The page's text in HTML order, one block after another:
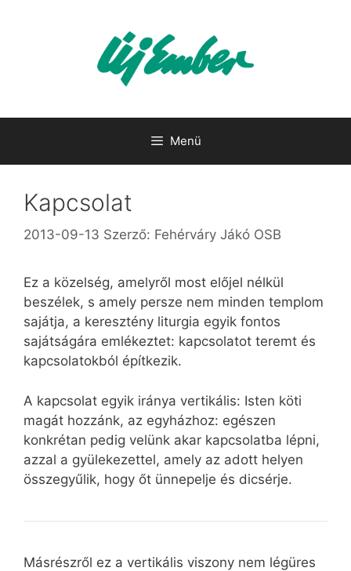
Menü
Kapcsolat
2013-09-13 Szerző: Fehérváry Jákó OSB
Ez a közelség, amelyről most előjel nélkül
beszélek, s amely persze nem minden templom
sajátja, a keresztény liturgia egyik fontos
sajátságára emlékeztet: kapcsolatot teremt és
kapcsolatokból építkezik.
A kapcsolat egyik iránya vertikális: Isten köti
magát hozzánk, az egyházhoz: egészen
konkrétan pedig velünk akar kapcsolatba lépni,
azzal a gyülekezettel, amely az adott helyen
összegyűlik, hogy őt ünnepelje és dicsérje.
Másrészről ez a vertikális viszony nem légüres